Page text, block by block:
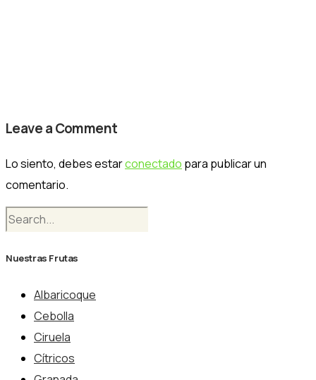
Leave a Comment
Lo siento, debes estarconectado para publicar un
comentario.
Nuestras Frutas
Albaricoque
Cebolla
Ciruela
Cítricos